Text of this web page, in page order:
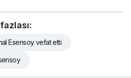
Esensoy vefat etti